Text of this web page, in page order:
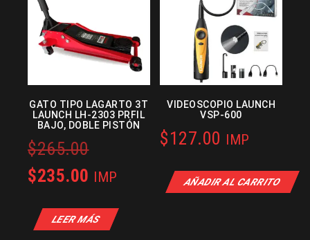
GATO TIPO LAGARTO 3T
LAUNCH LH-2303 PRFIL
BAJO, DOBLE PISTÓN
$265.00Original
price
$265.00.
$235.00 Current
is:
IMP
LEER MÁS
VIDEOSCOPIO LAUNCH
VSP-600
$127.00 IMP
AÑADIR AL CARRITO